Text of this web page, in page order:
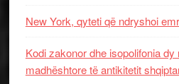
New York, qyteti që ndryshoi
Kodi zakonor dhe isopolifonia
madhështore të antikitetit